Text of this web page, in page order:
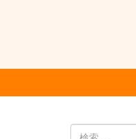
検